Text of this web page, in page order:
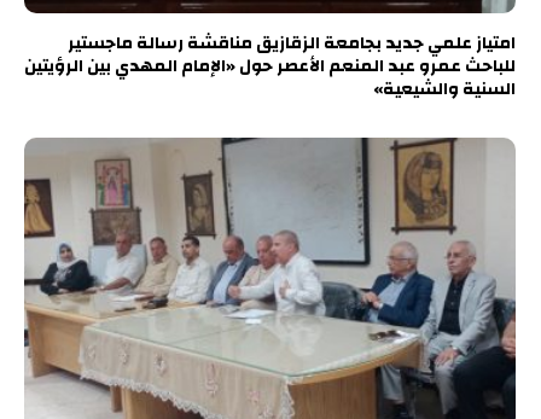
امتياز علمي جديد بجامعة الزقازيق مناقشة رسالة ماجستير
للباحث عمرو عبد المنعم الأعصر حول «الإمام المهدي بين الرؤيتين
السنية والشيعية»